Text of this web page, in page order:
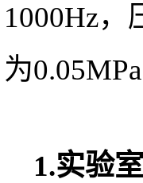
1000Hz，
为0.05MPa
1.实验